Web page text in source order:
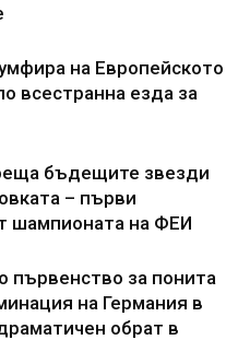
на Европейското
всестранна езда за
бъдещите звезди
– първи
шампионата на ФЕИ
първенство за понита
на Германия в
обрат в